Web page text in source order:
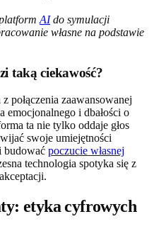
AIdo symulacji
własne na podstawie
taką ciekawość?
połączenia zaawansowanej
emocjonalnego i dbałości o
ta nie tylko oddaje głos
swoje umiejętności
budować poczucie własnej
technologia spotyka się z
etyka cyfrowych